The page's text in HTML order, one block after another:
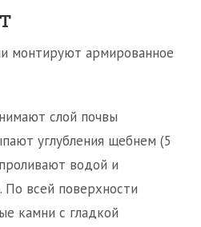
монтируют армированное
слой почвы
углубления щебнем (5
водой и
всей поверхности
камни с гладкой